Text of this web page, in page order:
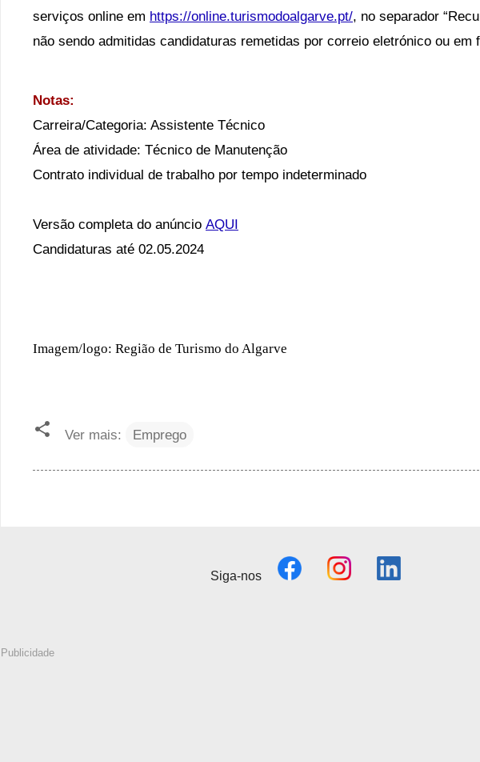
serviços online em https://online.turismodoalgarve.pt/, no separador
não sendo admitidas candidaturas remetidas por correio eletrónico ou em
Notas:
Carreira/Categoria: Assistente Técnico
Área de atividade: Técnico de Manutenção
Contrato individual de trabalho por tempo indeterminado
Versão completa do anúncio AQUI
Candidaturas até 02.05.2024
Imagem/logo: Região de Turismo do Algarve
Ver mais: Emprego
Siga-nos
Publicidade